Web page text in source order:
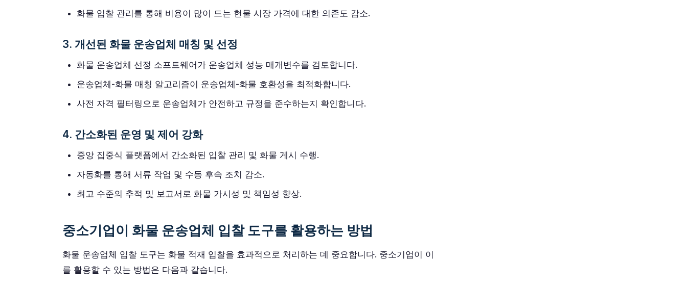
화물 입찰 관리를 통해 비용이 많이 드는 현물 시장 가격에 대한 의존도 감소.
3. 개선된 화물 운송업체 매칭 및 선정
화물 운송업체 선정 소프트웨어가 운송업체 성능 매개변수를 검토합니다.
운송업체-화물 매칭 알고리즘이 운송업체-화물 호환성을 최적화합니다.
사전 자격 필터링으로 운송업체가 안전하고 규정을 준수하는지 확인합니다.
4. 간소화된 운영 및 제어 강화
중앙 집중식 플랫폼에서 간소화된 입찰 관리 및 화물 게시 수행.
자동화를 통해 서류 작업 및 수동 후속 조치 감소.
최고 수준의 추적 및 보고서로 화물 가시성 및 책임성 향상.
중소기업이 화물 운송업체 입찰 도구를 활용하는 방법
화물 운송업체 입찰 도구는 화물 적재 입찰을 효과적으로 처리하는 데 중요합니다. 중소기업이 이
를 활용할 수 있는 방법은 다음과 같습니다.